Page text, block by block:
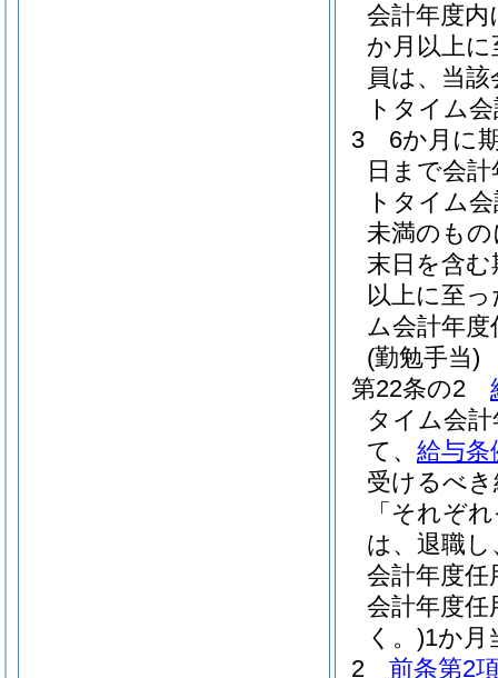
会計年度
か月以上
員は、当
トタイム
3
6か月に
日まで会
トタイム
未満のも
末日を含
以上に至
ム会計年
(勤勉手当)
第22条の2
タイム会
て、 給与条
受けるべ
「それぞ
は、退職
会計年度
会計年度
く。)1か月
2
前条第2